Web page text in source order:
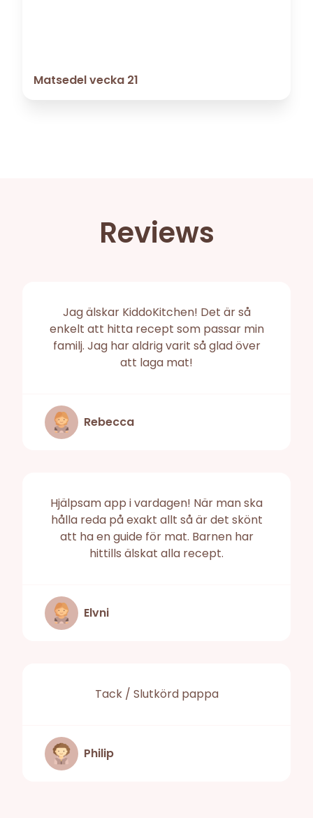
Matsedel vecka 21
Reviews
Jag älskar KiddoKitchen! Det är så
enkelt att hitta recept som passar min
familj. Jag har aldrig varit så glad över
att laga mat!
Rebecca
Hjälpsam app i vardagen! När man ska
hålla reda på exakt allt så är det skönt
att ha en guide för mat. Barnen har
hittills älskat alla recept.
Elvni
Tack / Slutkörd pappa
Philip